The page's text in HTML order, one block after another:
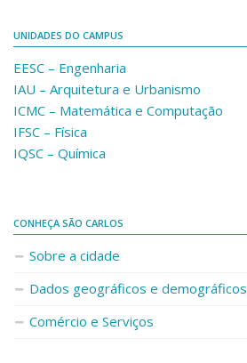
Terceira Idade
Pequeno Cidadão
Campus Universitário
Ensino e Pesquisa
Sobre o Campus
Dirigentes
Notícias e Eventos
Informações para ingressantes
Fale Conosco
UNIDADES DO CAMPUS
EESC – Engenharia
IAU – Arquitetura e Urbanismo
ICMC – Matemática e Computação
IFSC – Física
IQSC – Química
CONHEÇA SÃO CARLOS
Sobre a cidade
Dados geográficos e demográficos
Comércio e Serviços